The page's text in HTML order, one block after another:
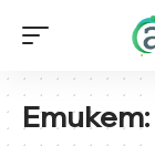
Етикет: